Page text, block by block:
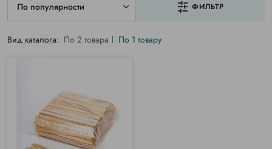
По популярности ФИЛЬТР
Вид каталога: По 2 товара По 1 товару